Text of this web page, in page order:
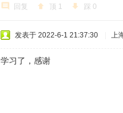
回复 顶 1 踩 0
发表于 2022-6-1 21:37:30 上
学习了，感谢